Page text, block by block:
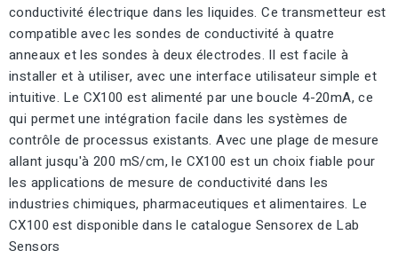
conductivité électrique dans les liquides. Ce transmetteur est
compatible avec les sondes de conductivité à quatre
anneaux et les sondes à deux électrodes. Il est facile à
installer et à utiliser, avec une interface utilisateur simple et
intuitive. Le CX100 est alimenté par une boucle 4-20mA, ce
qui permet une intégration facile dans les systèmes de
contrôle de processus existants. Avec une plage de mesure
allant jusqu'à 200 mS/cm, le CX100 est un choix fiable pour
les applications de mesure de conductivité dans les
industries chimiques, pharmaceutiques et alimentaires. Le
CX100 est disponible dans le catalogue Sensorex de Lab
Sensors